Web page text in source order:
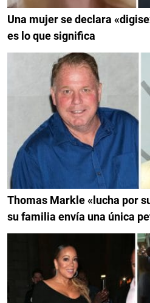
Una mujer se declara
es lo que significa
Thomas Markle «lucha por
su familia envía una única